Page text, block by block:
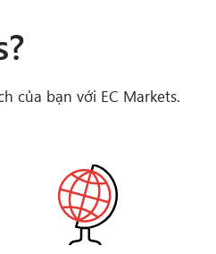
của bạn với EC Markets.